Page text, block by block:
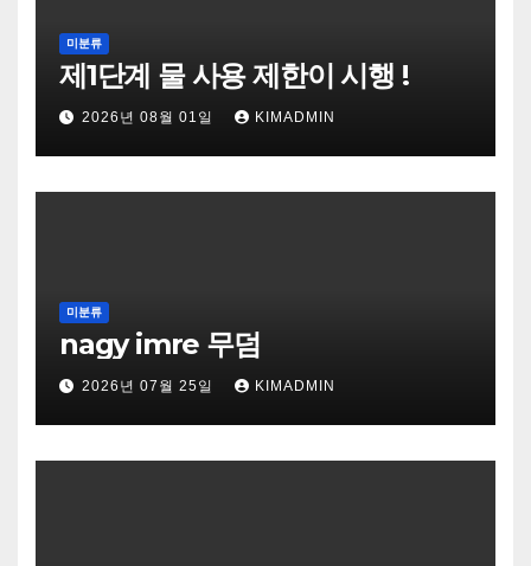
미분류
제1단계 물 사용 제한이 시행 !
2026년 08월 01일 KIMADMIN
미분류
nagy imre 무덤
2026년 07월 25일 KIMADMIN